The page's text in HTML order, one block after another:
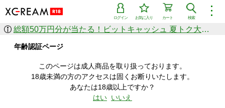
︙
検索
カート
お気に入り
ログイン
作品を探す
ジャンル
シリーズ
人気のセール中商品
新着セール中商品
すべての作品から探す
総額50万円分が当たる！ビットキャッシュ 夏トク大感謝祭
年齢認証ページ
このページは成人商品を取り扱っております。
18歳未満の方のアクセスは固くお断りいたします。
あなたは18歳以上ですか？
はい いいえ